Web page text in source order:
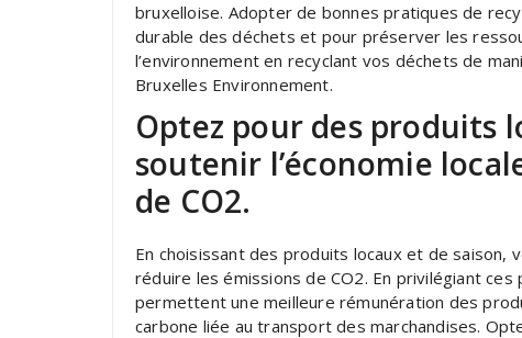
bruxelloise. Adopter de bonnes pratiques de
durable des déchets et pour préserver les
l’environnement en recyclant vos déchets de
Bruxelles Environnement.
Optez pour des produits
soutenir l’économie
de CO2.
En choisissant des produits locaux et de saison,
réduire les émissions de CO2. En privilégiant
permettent une meilleure rémunération des
carbone liée au transport des marchandises.